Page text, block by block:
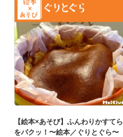
【絵本×あそび】ふんわりかすてら
をパクッ！〜絵本／ぐりとぐら〜